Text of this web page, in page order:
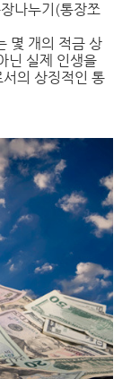
나누기(통장쪼
몇 개의 적금 상
닌 실제 인생을
의 상징적인 통